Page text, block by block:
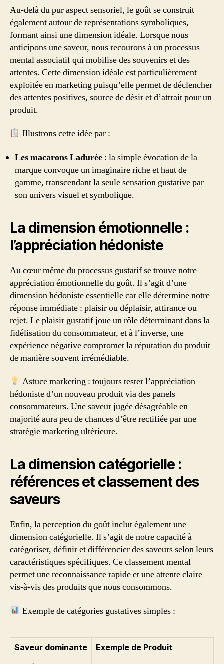
Au-delà du pur aspect sensoriel, le goût se construit
également autour de représentations symboliques,
formant ainsi une dimension idéale. Lorsque nous
anticipons une saveur, nous recourons à un processus
mental associatif qui mobilise des souvenirs et des
attentes. Cette dimension idéale est particulièrement
exploitée en marketing puisqu’elle permet de déclencher
des attentes positives, source de désir et d’attrait pour un
produit.
Illustrons cette idée par :
Les macarons Ladurée : la simple évocation de la
marque convoque un imaginaire riche et haut de
gamme, transcendant la seule sensation gustative par
son univers visuel et symbolique.
La dimension émotionnelle :
l’appréciation hédoniste
Au cœur même du processus gustatif se trouve notre
appréciation émotionnelle du goût. Il s’agit d’une
dimension hédoniste essentielle car elle détermine notre
réponse immédiate : plaisir ou déplaisir, attirance ou
rejet. Le plaisir gustatif joue un rôle déterminant dans la
fidélisation du consommateur, et à l’inverse, une
expérience négative compromet la réputation du produit
de manière souvent irrémédiable.
Astuce marketing : toujours tester l’appréciation
hédoniste d’un nouveau produit via des panels
consommateurs. Une saveur jugée désagréable en
majorité aura peu de chances d’être rectifiée par une
stratégie marketing ultérieure.
La dimension catégorielle :
références et classement des
saveurs
Enfin, la perception du goût inclut également une
dimension catégorielle. Il s’agit de notre capacité à
catégoriser, définir et différencier des saveurs selon leurs
caractéristiques spécifiques. Ce classement mental
permet une reconnaissance rapide et une attente claire
vis-à-vis des produits que nous consommons.
Exemple de catégories gustatives simples :
Saveur dominante
Exemple de Produit